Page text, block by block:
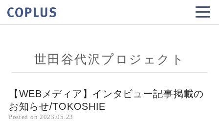
世田谷代沢プロジェクト
【WEBメディア】インタビュー記事掲載の
お知らせ/TOKOSHIE
Posted on 2023.05.23